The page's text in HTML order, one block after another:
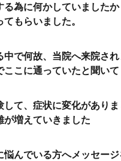
為に何かしていましたか
もらいました。
で何故、当院へ来院され
こに通っていたと聞いて
て、症状に変化がありま
増えていきました
んでいる方へメッセージ